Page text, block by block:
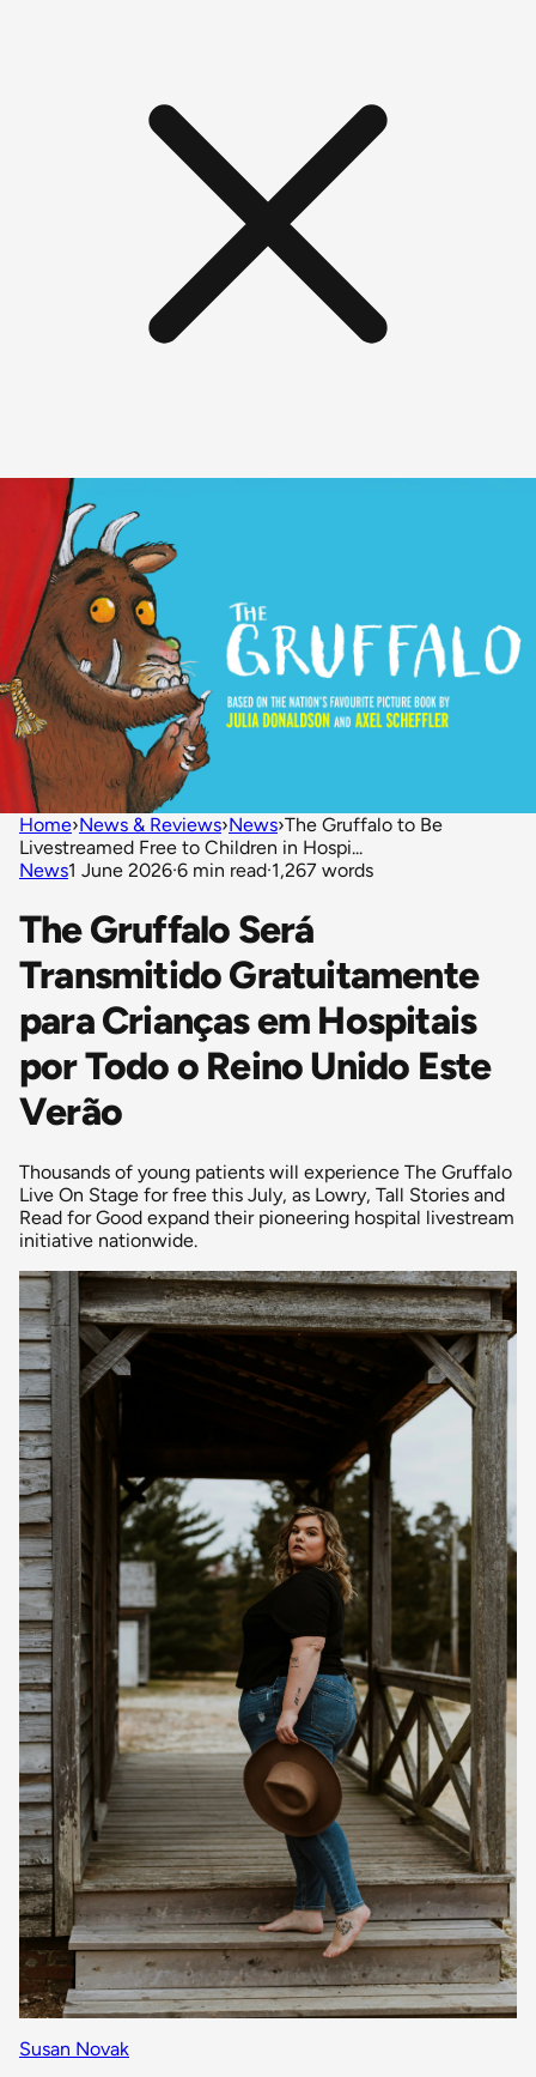
Home›News & Reviews›News›The Gruffalo to Be
Livestreamed Free to Children in Hospi...
News1 June 2026·6 min read·1,267 words
The Gruffalo Será
Transmitido Gratuitamente
para Crianças em Hospitais
por Todo o Reino Unido Este
Verão
Thousands of young patients will experience The Gruffalo
Live On Stage for free this July, as Lowry, Tall Stories and
Read for Good expand their pioneering hospital livestream
initiative nationwide.
Susan Novak